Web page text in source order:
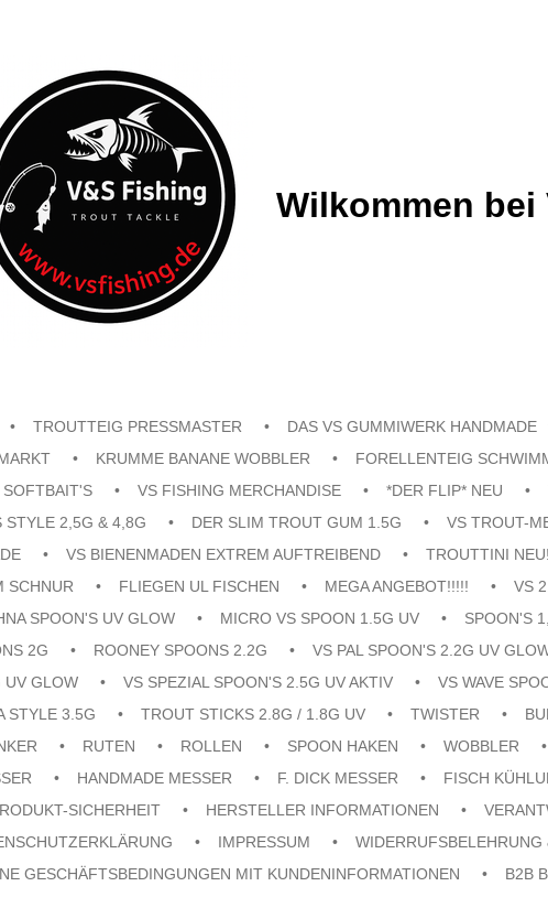
Wilkommen bei
TROUTTEIG PRESSMASTER DAS VS GUMMIWERK HANDMADE
KRUMME BANANE WOBBLER FORELLENTEIG
VS FISHING MERCHANDISE *DER FLIP* NEU
STYLE 2,5G & 4,8G
DER SLIM TROUT GUM 1.5G VS TROUT-
VS BIENENMADEN EXTREM AUFTREIBEND TROUTTINI
SCHNUR
FLIEGEN UL FISCHEN MEGA ANGEBOT!!!!!
VS
SPOON'S UV GLOW
MICRO VS SPOON 1.5G UV SPOON'S
2G
ROONEY SPOONS 2.2G VS PAL SPOON'S 2.2G UV
UV GLOW
VS SPEZIAL SPOON'S 2.5G UV AKTIV VS WAVE
STYLE 3.5G
TROUT STICKS 2.8G / 1.8G UV TWISTER
RUTEN ROLLEN SPOON HAKEN WOBBLER
HANDMADE MESSER F. DICK MESSER FISCH
SICHERHEIT HERSTELLER INFORMATIONEN
IMPRESSUM
GESCHÄFTSBEDINGUNGEN MIT KUNDENINFORMATIONEN
B2B